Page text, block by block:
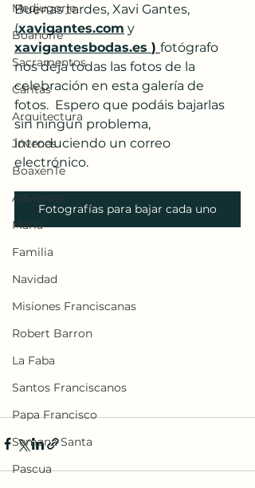
Medjugorje
BoanoiTe
Sacramentos
Cáritas
Arquitectura
Jóvenes
BoaxenTe
Adviento
María
Familia
Navidad
Misiones Franciscanas
Robert Barron
La Faba
Santos Franciscanos
Papa Francisco
Semana Santa
Pascua
Buenas tardes, Xavi Gantes,
(xavigantes.com y
xavigantesbodas.es ) fotógrafo
nos deja todas las fotos de la
celebración en esta galería de
fotos.  Espero que podáis bajarlas
sin ningún problema,
introduciendo un correo
electrónico.
Fotografías para bajar cada uno